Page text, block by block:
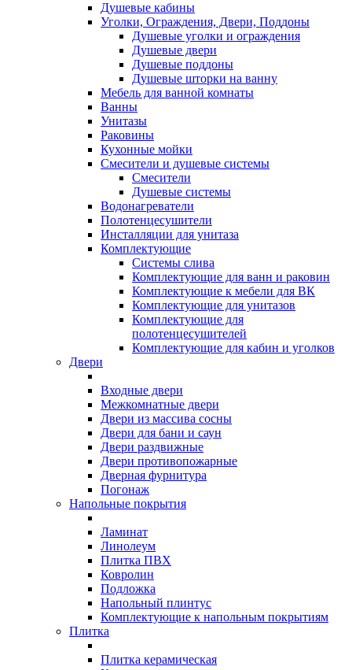
Душевые кабины
Уголки, Ограждения, Двери, Поддоны
Душевые уголки и ограждения
Душевые двери
Душевые поддоны
Душевые шторки на ванну
Мебель для ванной комнаты
Ванны
Унитазы
Раковины
Кухонные мойки
Смесители и душевые системы
Смесители
Душевые системы
Водонагреватели
Полотенцесушители
Инсталляции для унитаза
Комплектующие
Системы слива
Комплектующие для ванн и раковин
Комплектующие к мебели для ВК
Комплектующие для унитазов
Комплектующие для
полотенцесушителей
Комплектующие для кабин и уголков
Двери
Входные двери
Межкомнатные двери
Двери из массива сосны
Двери для бани и саун
Двери раздвижные
Двери противопожарные
Дверная фурнитура
Погонаж
Напольные покрытия
Ламинат
Линолеум
Плитка ПВХ
Ковролин
Подложка
Напольный плинтус
Комплектующие к напольным покрытиям
Плитка
Плитка керамическая